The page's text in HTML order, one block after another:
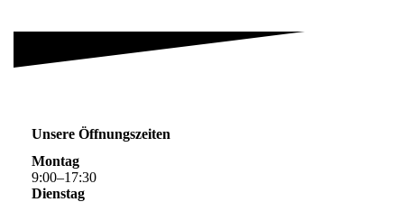
Unsere Öffnungszeiten
Montag
9:00–17:30
Dienstag